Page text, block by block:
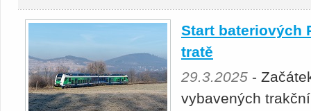
Start bateriových
tratě
29.3.2025 -
vybavených